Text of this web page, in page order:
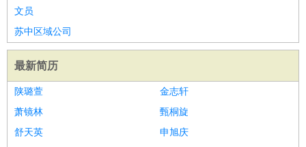
文员
苏中区域公司
最新简历
陕璐萱
金志轩
萧镜林
甄桐旋
舒天英
申旭庆